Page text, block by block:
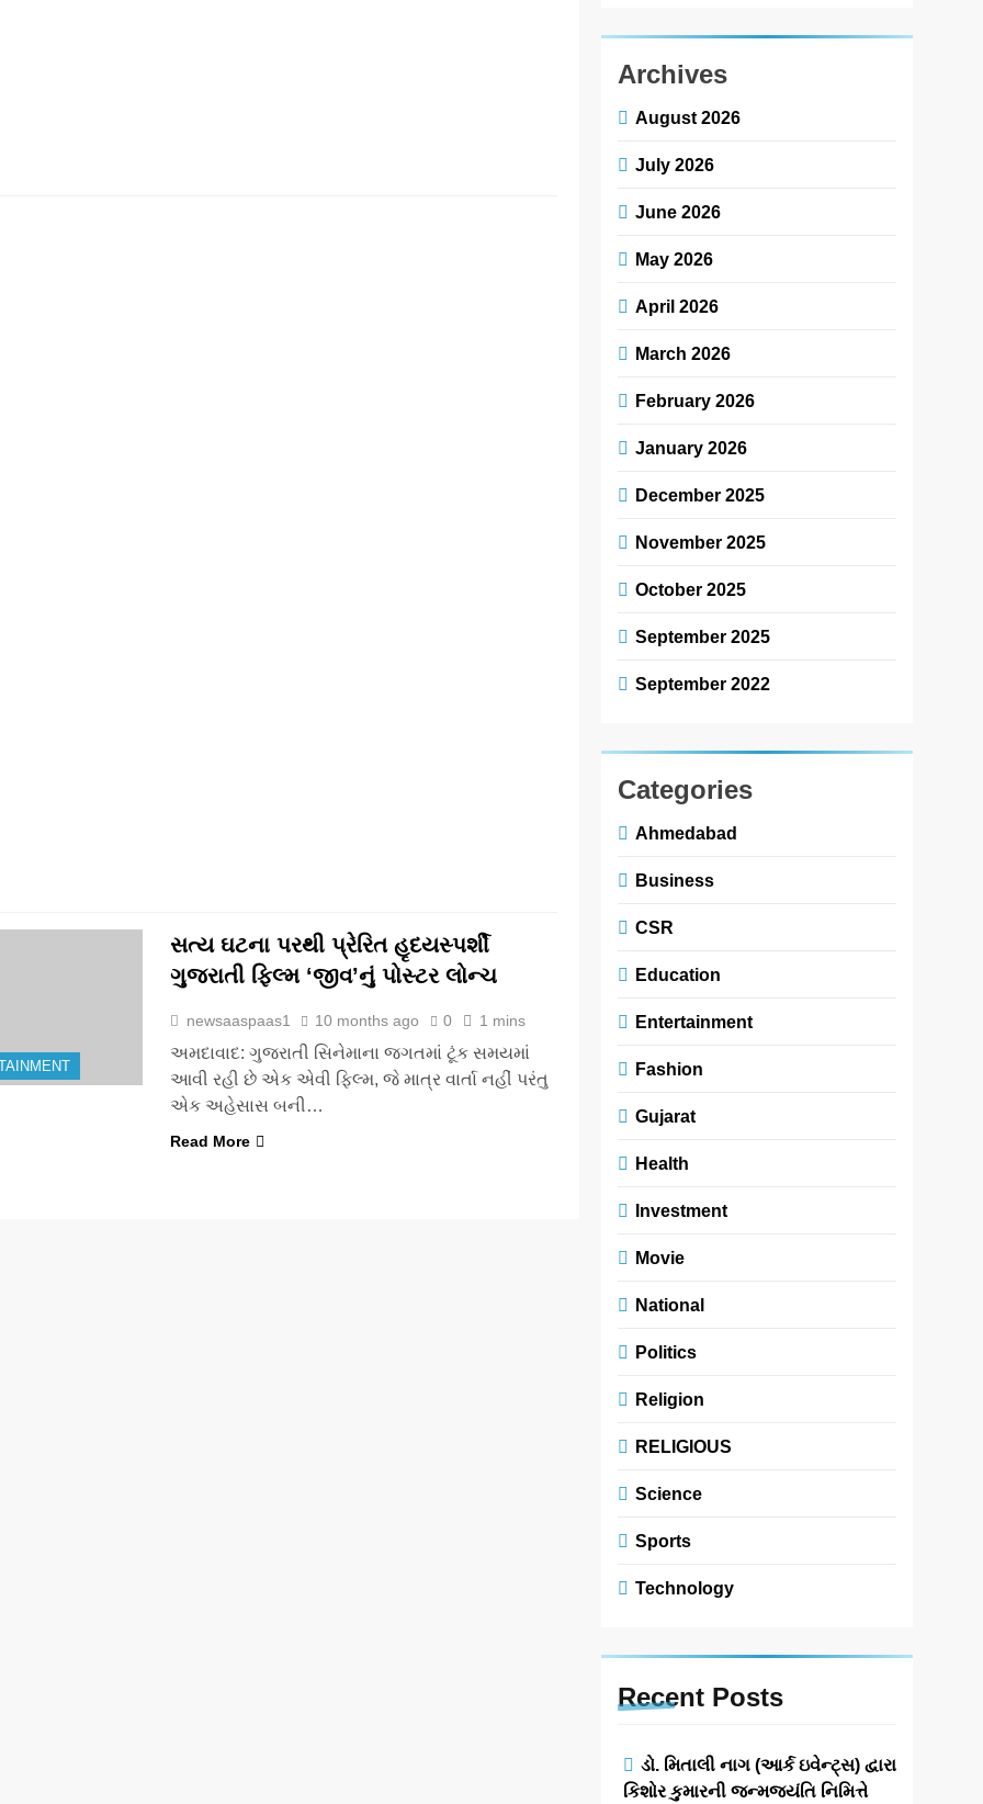
નિર્માતાઓએ
તાજેતરમાં પૂજ્ય
આશીર્વાદ પ્રાપ્ત…
Read More
મહામૂલા સંદેશ
ફિલ્મ ‘જીવ’નું
પ્રમોશન શરૂ,
મહાશ્રમણજીના
આશીર્વાદ લીધા
months
અમદાવાદ :
ગુજરાતી સિનેમાના
ઇતિહાસમાં પ્રથમ
વખત જીવદયાના
‘જીવ’ (JEEV)ના
પ્રમોશનની
શરૂઆત ધાર્મિક
અને પવિત્ર…
Read More
સત્ય ઘટના પરથી પ્રેરિત હૃદયસ્પર્શી
ગુજરાતી ફિલ્મ ‘જીવ’નું પોસ્ટર લોન્ચ
newsaaspaas1 10 months ago 0 1 mins
અમદાવાદ: ગુજરાતી સિનેમાના જગતમાં ટૂંક સમયમાં
આવી રહી છે એક એવી ફિલ્મ, જે માત્ર વાર્તા નહીં પરંતુ
એક અહેસાસ બની…
Read More
Archives
August 2026
July 2026
June 2026
May 2026
April 2026
March 2026
February 2026
January 2026
December 2025
November 2025
October 2025
September 2025
September 2022
Categories
Ahmedabad
Business
CSR
Education
Entertainment
Fashion
Gujarat
Health
Investment
Movie
National
Politics
Religion
RELIGIOUS
Science
Sports
Technology
Recent Posts
ડો. મિતાલી નાગ (આર્ક ઇવેન્ટ્સ) દ્વારા
કિશોર કુમારની જન્મજયંતિ નિમિત્તે